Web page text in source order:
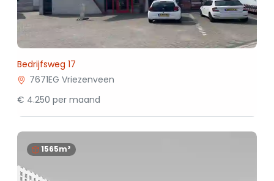
Bedrijfsweg 17
7671EG Vriezenveen
€ 4.250 per maand
1565m²